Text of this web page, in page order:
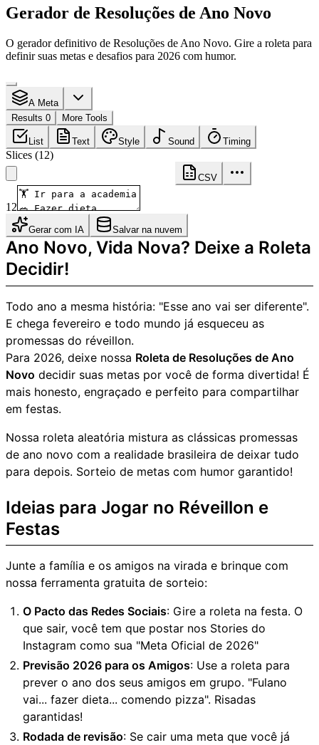
Gerador de Resoluções de Ano Novo
O gerador definitivo de Resoluções de Ano Novo. Gire a roleta para
definir suas metas e desafios para 2026 com humor.
A Meta
Results 0
More Tools
List Text Style Sound Timing
Slices (12)
CSV
12
Gerar com IA Salvar na nuvem
Ano Novo, Vida Nova? Deixe a Roleta
Decidir!
Todo ano a mesma história: "Esse ano vai ser diferente".
E chega fevereiro e todo mundo já esqueceu as
promessas do réveillon.
Para 2026, deixe nossa Roleta de Resoluções de Ano
Novo decidir suas metas por você de forma divertida! É
mais honesto, engraçado e perfeito para compartilhar
em festas.
Nossa roleta aleatória mistura as clássicas promessas
de ano novo com a realidade brasileira de deixar tudo
para depois. Sorteio de metas com humor garantido!
Ideias para Jogar no Réveillon e
Festas
Junte a família e os amigos na virada e brinque com
nossa ferramenta gratuita de sorteio:
O Pacto das Redes Sociais: Gire a roleta na festa. O
que sair, você tem que postar nos Stories do
Instagram como sua "Meta Oficial de 2026"
Previsão 2026 para os Amigos: Use a roleta para
prever o ano dos seus amigos em grupo. "Fulano
vai... fazer dieta... comendo pizza". Risadas
garantidas!
Rodada de revisão: Se cair uma meta que você já